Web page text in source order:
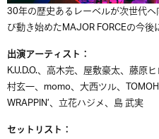
30年の歴史あるレーベルが次世代
び動き始めたMAJOR FORCEの今後
出演アーティスト：
K.U.D.O.、高木完、屋敷豪太、藤原
村玄一、momo、大西ツル、
WRAPPIN’、立花ハジメ、島 武実
セットリスト：